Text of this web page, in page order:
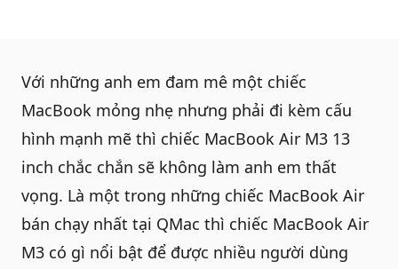
Với những anh em đam mê một chiếc
MacBook mỏng nhẹ nhưng phải đi kèm cấu
hình mạnh mẽ thì chiếc MacBook Air M3 13
inch chắc chắn sẽ không làm anh em thất
vọng. Là một trong những chiếc MacBook Air
bán chạy nhất tại QMac thì chiếc MacBook Air
M3 có gì nổi bật để được nhiều người dùng